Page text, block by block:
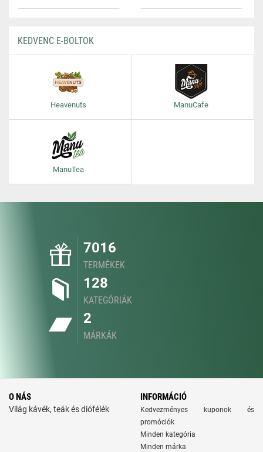
KEDVENC E-BOLTOK
Heavenuts ManuCafe
ManuTea
7016
TERMÉKEK
128
KATEGÓRIÁK
2
MÁRKÁK
O NÁS
Világ kávék, teák és diófélék
INFORMÁCIÓ
Kedvezményes kuponok és
promóciók
Minden kategória
Minden márka